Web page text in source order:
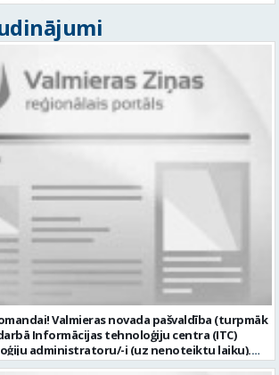
Valmieras novada pašvaldība (turpmāk
Informācijas tehnoloģiju centra (ITC)
administratoru/-i (uz nenoteiktu laiku).
un Naukšēnu apvienību teritorijās Ja Tev ir